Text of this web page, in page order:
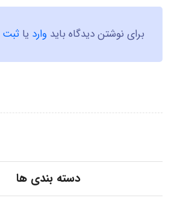
برای نوشتن دیدگاه باید وارد یا ثبت
دسته بندی ها